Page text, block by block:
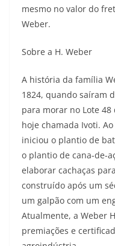
mesmo no valor do
Weber.
Sobre a H. Weber
A história da família
1824, quando saíram
para morar no Lote 48
hoje chamada Ivoti.
iniciou o plantio de
o plantio de cana-de-
elaborar cachaças
construído após um
um galpão com um
Atualmente, a Weber
premiações e